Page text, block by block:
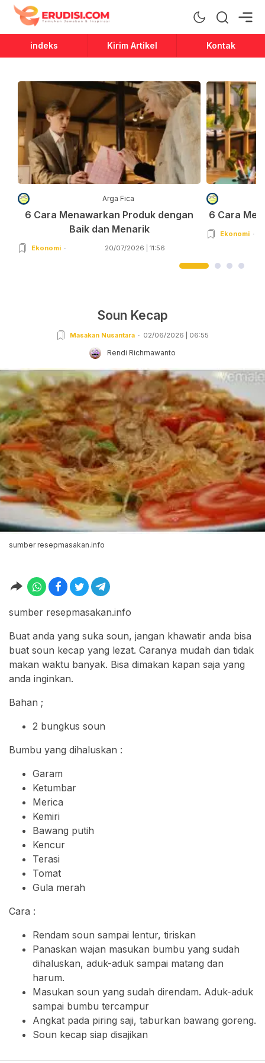
Erudisi
Temukan Jawaban dan Inspirasi
indeks Kirim Artikel Kontak
Arga Fica
6 Cara Menawarkan Produk dengan
Baik dan Menarik
Ekonomi 20/07/2026 | 11:56
6 Cara
Ekonomi
Soun Kecap
Masakan Nusantara 02/06/2026 | 06:55
Rendi Richmawanto
sumber resepmasakan.info
sumber resepmasakan.info
Buat anda yang suka soun, jangan khawatir anda bisa
buat soun kecap yang lezat. Caranya mudah dan tidak
makan waktu banyak. Bisa dimakan kapan saja yang
anda inginkan.
Bahan ;
2 bungkus soun
Bumbu yang dihaluskan :
Garam
Ketumbar
Merica
Kemiri
Bawang putih
Kencur
Terasi
Tomat
Gula merah
Cara :
Rendam soun sampai lentur, tiriskan
Panaskan wajan masukan bumbu yang sudah
dihaluskan, aduk-aduk sampai matang dan
harum.
Masukan soun yang sudah direndam. Aduk-aduk
sampai bumbu tercampur
Angkat pada piring saji, taburkan bawang goreng.
Soun kecap siap disajikan